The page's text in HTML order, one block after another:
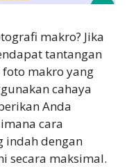
makro? Jika
tantangan
makro yang
cahaya
Anda
cara
indah dengan
secara maksimal.